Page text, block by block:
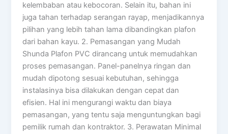
kelembaban atau kebocoran. Selain itu, bahan ini
juga tahan terhadap serangan rayap, menjadikannya
pilihan yang lebih tahan lama dibandingkan plafon
dari bahan kayu. 2. Pemasangan yang Mudah
Shunda Plafon PVC dirancang untuk memudahkan
proses pemasangan. Panel-panelnya ringan dan
mudah dipotong sesuai kebutuhan, sehingga
instalasinya bisa dilakukan dengan cepat dan
efisien. Hal ini mengurangi waktu dan biaya
pemasangan, yang tentu saja menguntungkan bagi
pemilik rumah dan kontraktor. 3. Perawatan Minimal